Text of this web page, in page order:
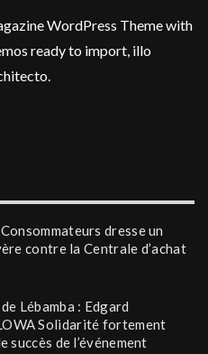
WordPress Theme with
ready to import, illo
dresse un
contre la Centrale d’achat
Lébamba : Edgard
Solidarité fortement
succès de l’événement